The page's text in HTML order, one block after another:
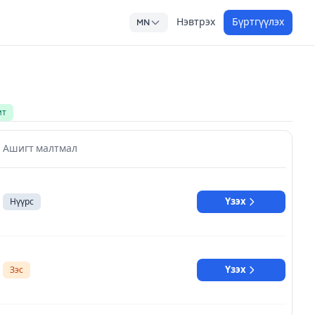
MN Нэвтрэх Бүртгүүлэх
Ашигт малтмал
Нүүрс Үзэх
Зэс Үзэх